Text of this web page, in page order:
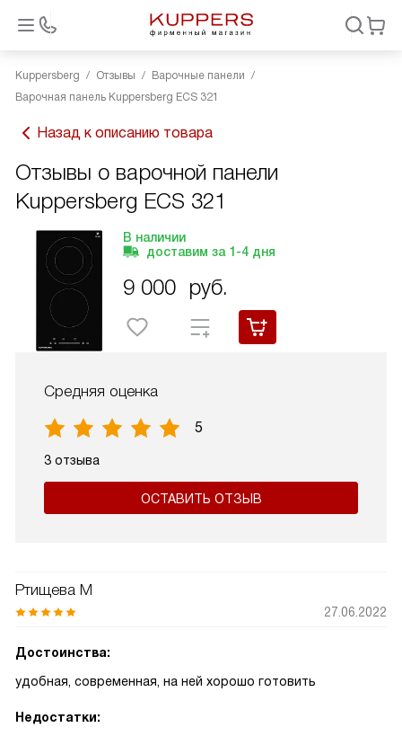
Kuppersberg Отзывы
Варочные панели
Варочная панель Kuppersberg ECS 321
Назад к описанию товара
Отзывы о варочной панели
Kuppersberg ECS 321
В наличии
доставим за 1-4 дня
9 000 руб.
Средняя оценка
5
3 отзыва
ОСТАВИТЬ ОТЗЫВ
Ртищева М
27.06.2022
Достоинства:
удобная, современная, на ней хорошо готовить
Недостатки: